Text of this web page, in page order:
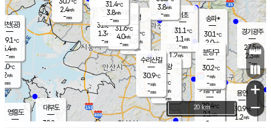
의도
℃
m/s
mm
영흥도
과천
30.2℃
1.2m/s
- mm
용인
30.9℃
1.2m/s
경기광주
27.5℃
2.3m/s
-mm
대부도
30.2
℃
2.4m/s
-mm
의왕
- ℃
-m/s
-mm
mm
광명
31.3 ℃
3.0 m/s
-mm
부천
31.0℃
1.3m/s
-mm
구로
31.6℃
4.0m/s
-mm
송파*
30.1℃
2.0m/s
-mm
서초
31.1℃
1.1 m/s
-mm
기흥구갈
29.4℃
2.1m/s
-
수리산길
30.9℃
-m/s
-mm
분당구
30.2℃
-m/s
-mm
인천(공)
29.1℃
5.4m/s
-mm
31.4℃
3.8m/s
-mm
3.8m/s
-mm
+
−
20 km